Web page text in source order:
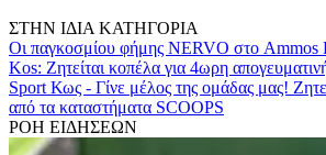
ΣΤΗΝ ΙΔΙΑ ΚΑΤΗΓΟΡΙΑ
Οι παγκοσμίου φήμης NERVO στο Ammos
Kos: Ζητείται κοπέλα για 4ωρη
Sport Κως - Γίνε μέλος της ομάδας μας!
από τα καταστήματα SCOOPS
ΡΟΗ ΕΙΔΗΣΕΩΝ